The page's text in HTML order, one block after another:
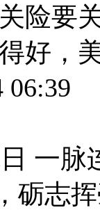
险要
好，
06:39
一
砺志